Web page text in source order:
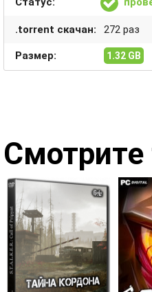
.torrent скачан: 272 раз
Размер: 1.32 GB